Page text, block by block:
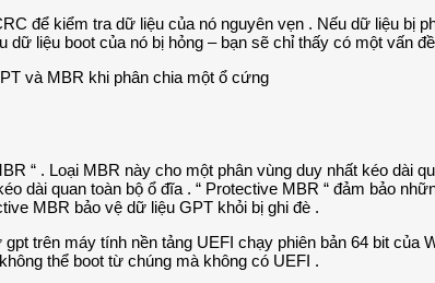
để kiểm tra dữ liệu của nó nguyên vẹn . Nếu dữ liệu bị
dữ liệu boot của nó bị hỏng – bạn sẽ chỉ thấy có một vấn
“ . Loại MBR này cho một phân vùng duy nhất kéo
dài quan toàn bộ ổ đĩa . “ Protective MBR “ đảm bảo
MBR bảo vệ dữ liệu GPT khỏi bị ghi đè .
trên máy tính nền tảng UEFI chạy phiên bản 64 bit
thể boot từ chúng mà không có UEFI .